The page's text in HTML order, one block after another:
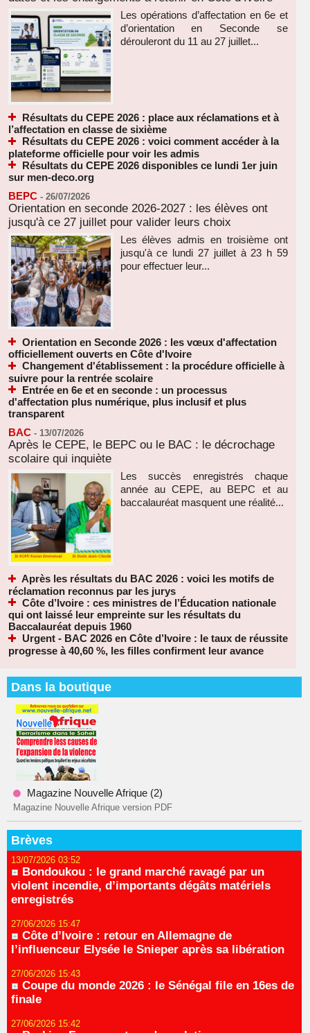
Les opérations d’affectation en 6e et
d’orientation en Seconde se
dérouleront du 11 au 27 juillet...
Résultats du CEPE 2026 : place aux réclamations et à
l’affectation en classe de sixième
Résultats du CEPE 2026 : voici comment accéder à la
plateforme officielle pour voir les admis
Résultats du CEPE 2026 disponibles ce lundi 1er juin
sur men-deco.org
BEPC - 26/07/2026
Orientation en seconde 2026-2027 : les élèves ont
jusqu'à ce 27 juillet pour valider leurs choix
Les élèves admis en troisième ont
jusqu'à ce lundi 27 juillet à 23 h 59
pour effectuer leur...
Orientation en Seconde 2026 : les vœux d'affectation
officiellement ouverts en Côte d'Ivoire
Changement d'établissement : la procédure officielle à
suivre pour la rentrée scolaire
Entrée en 6e et en seconde : un processus
d'affectation plus numérique, plus inclusif et plus
transparent
BAC - 13/07/2026
Après le CEPE, le BEPC ou le BAC : le décrochage
scolaire qui inquiète
Les succès enregistrés chaque
année au CEPE, au BEPC et au
baccalauréat masquent une réalité...
Après les résultats du BAC 2026 : voici les motifs de
réclamation reconnus par les jurys
Côte d’Ivoire : ces ministres de l’Éducation nationale
qui ont laissé leur empreinte sur les résultats du
Baccalauréat depuis 1960
Urgent - BAC 2026 en Côte d’Ivoire : le taux de réussite
progresse à 40,60 %, les filles confirment leur avance
Dans la boutique
Magazine Nouvelle Afrique (2)
Magazine Nouvelle Afrique version PDF
Brèves
13/07/2026 03:52
Bondoukou : le grand marché ravagé par un
violent incendie, d’importants dégâts matériels
enregistrés
27/06/2026 15:47
Côte d’Ivoire : retour en Allemagne de
l’influenceur Elysée le Snieper après sa libération
27/06/2026 15:43
Coupe du monde 2026 : le Sénégal file en 16es de
finale
27/06/2026 15:42